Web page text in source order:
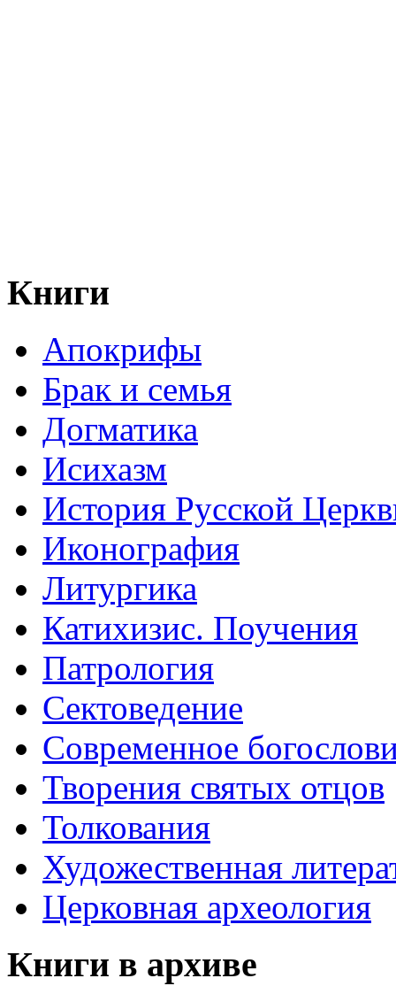
Книги
Апокрифы
Брак и семья
Догматика
Исихазм
История Русской
Иконография
Литургика
Катихизис. Поучения
Патрология
Сектоведение
Современное
Творения святых отцов
Толкования
Художественная
Церковная археология
Книги в архиве